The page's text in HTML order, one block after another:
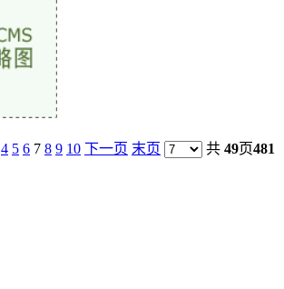
4 5 6 7 8 9 10 下一页 末页 共 49页481